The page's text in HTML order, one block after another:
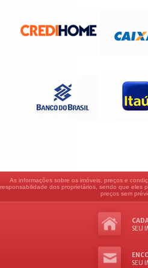
As informações sobre os imóveis, preços e
responsabilidade dos proprietários, sendo que eles
preços sem
SEU
SEU